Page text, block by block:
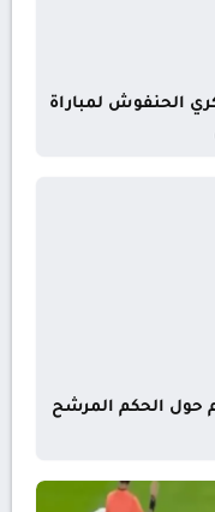
الحنفوش لمباراة
حول الحكم المرشح